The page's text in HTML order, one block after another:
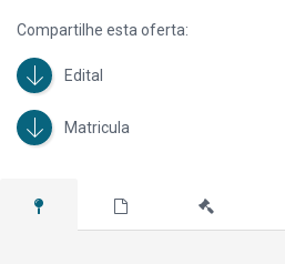
Compartilhe esta oferta:
Edital
Matricula